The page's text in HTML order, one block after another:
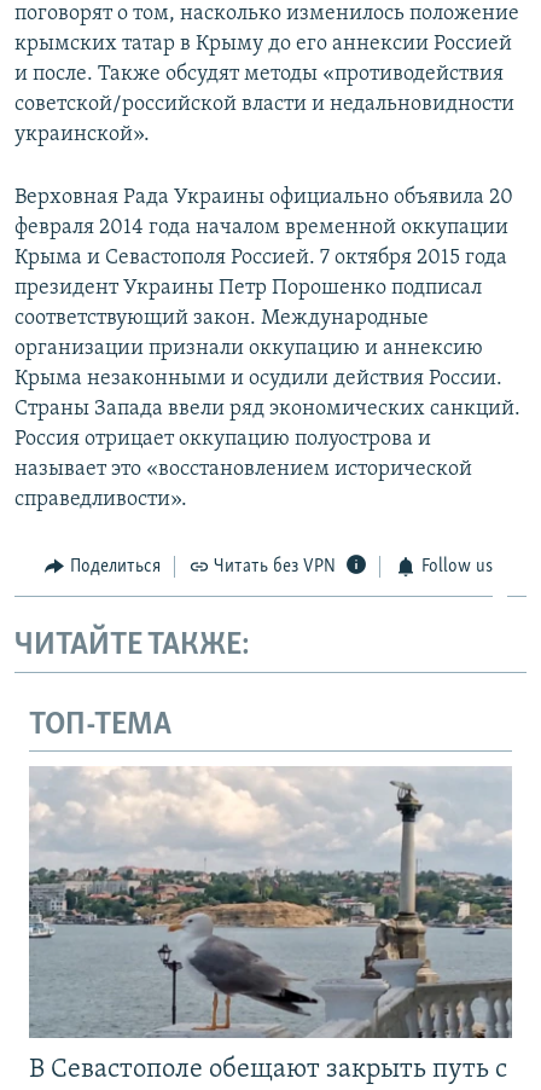
поговорят о том, насколько изменилось положение
крымских татар в Крыму до его аннексии Россией
и после. Также обсудят методы «противодействия
советской/российской власти и недальновидности
украинской».
Верховная Рада Украины официально объявила 20
февраля 2014 года началом временной оккупации
Крыма и Севастополя Россией. 7 октября 2015 года
президент Украины Петр Порошенко подписал
соответствующий закон. Международные
организации признали оккупацию и аннексию
Крыма незаконными и осудили действия России.
Страны Запада ввели ряд экономических санкций.
Россия отрицает оккупацию полуострова и
называет это «восстановлением исторической
справедливости».
Поделиться Читать без VPN Follow us
ЧИТАЙТЕ ТАКЖЕ:
ТОП-ТЕМА
В Севастополе обещают закрыть путь с